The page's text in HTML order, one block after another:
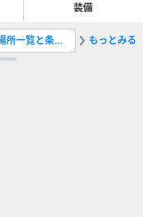
装備
はぐれモンスター（仲間モンスター）の場所一覧と条件・全121体掲載 2アリア
もっとみる